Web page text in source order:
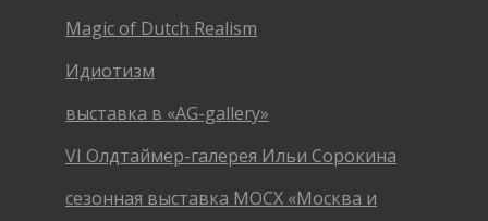
Magic of Dutch Realism
Идиотизм
выставка в «AG-gallery»
VI Олдтаймер-галерея Ильи Сорокина
сезонная выставка МОСХ «Москва и